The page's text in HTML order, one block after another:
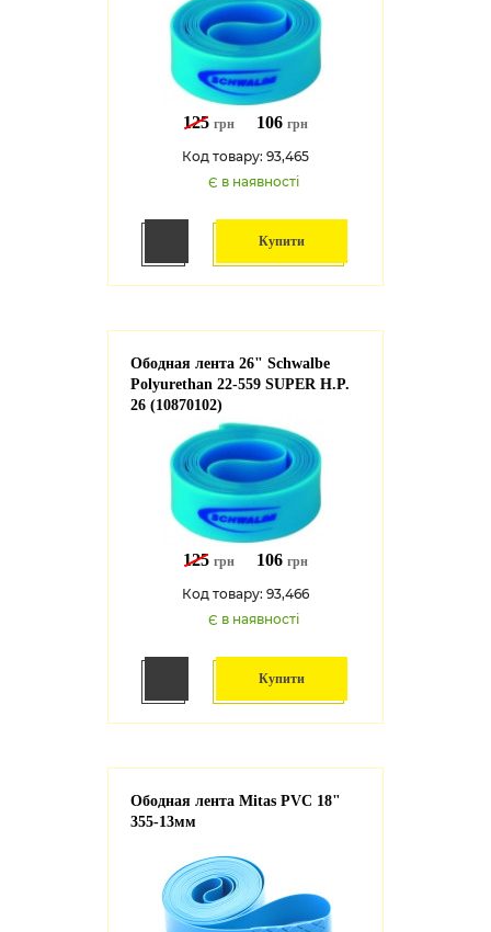
125 грн 106 грн
Код товару: 93,465
Є в наявності
Купити
Ободная лента 26" Schwalbe
Polyurethan 22-559 SUPER H.P.
26 (10870102)
125 грн 106 грн
Код товару: 93,466
Є в наявності
Купити
Ободная лента Mitas PVC 18"
355-13мм